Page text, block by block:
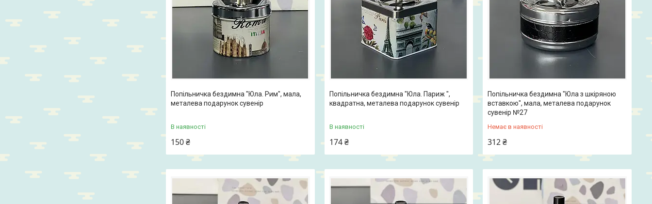
Попільничка бездимна "Юла. Рим", мала,
металева подарунок сувенір
В наявності
150 ₴
Попільничка бездимна "Юла. Париж ",
квадратна, металева подарунок сувенір
В наявності
174 ₴
Попільничка бездимна "Юла з шкіряною
вставкою", мала, металева подарунок
сувенір №27
Немає в наявності
312 ₴